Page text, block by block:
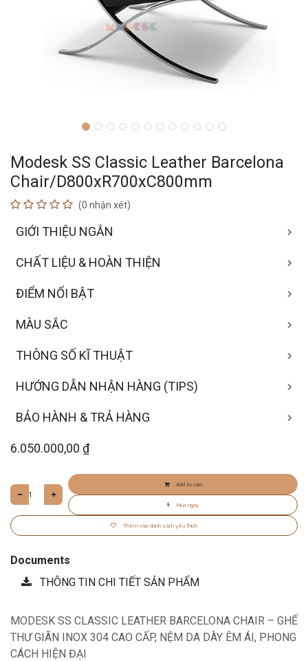
Modesk SS Classic Leather Barcelona
Chair/D800xR700xC800mm
(0 nhận xét)
GIỚI THIỆU NGẮN
CHẤT LIỆU & HOÀN THIỆN
ĐIỂM NỔI BẬT
MÀU SẮC
THÔNG SỐ KĨ THUẬT
HƯỚNG DẪN NHẬN HÀNG (TIPS)
BẢO HÀNH & TRẢ HÀNG
6.050.000,00 ₫
Add to cart
Mua ngay
Thêm vào danh sách yêu thích
Documents
THÔNG TIN CHI TIẾT SẢN PHẨM
MODESK SS CLASSIC LEATHER BARCELONA CHAIR – GHẾ
THƯ GIÃN INOX 304 CAO CẤP, NỆM DA DÀY ÊM ÁI, PHONG
CÁCH HIỆN ĐẠI